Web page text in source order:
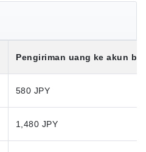
Pengiriman uang ke akun
580 JPY
1,480 JPY